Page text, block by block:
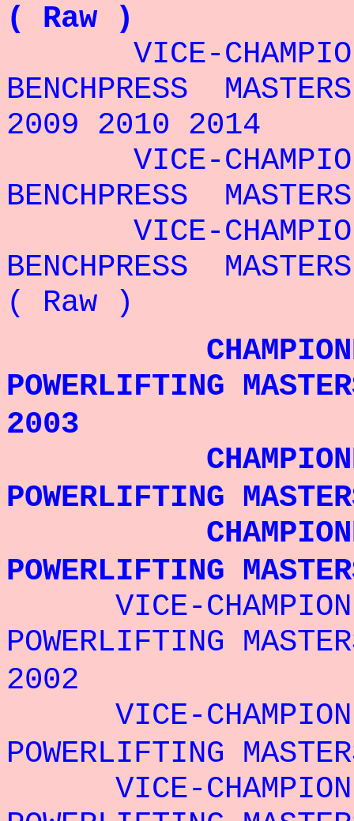
( Raw )
VICE-
BENCHPRESS
2009 2010 2014
VICE-
BENCHPRESS
VICE-
BENCHPRESS
( Raw )
CHAMPIONNE
POWERLIFTING
2003
CHAMPIONNE
POWERLIFTING
CHAMPIONNE
POWERLIFTING
VICE-
POWERLIFTING
2002
VICE-
POWERLIFTING
VICE-